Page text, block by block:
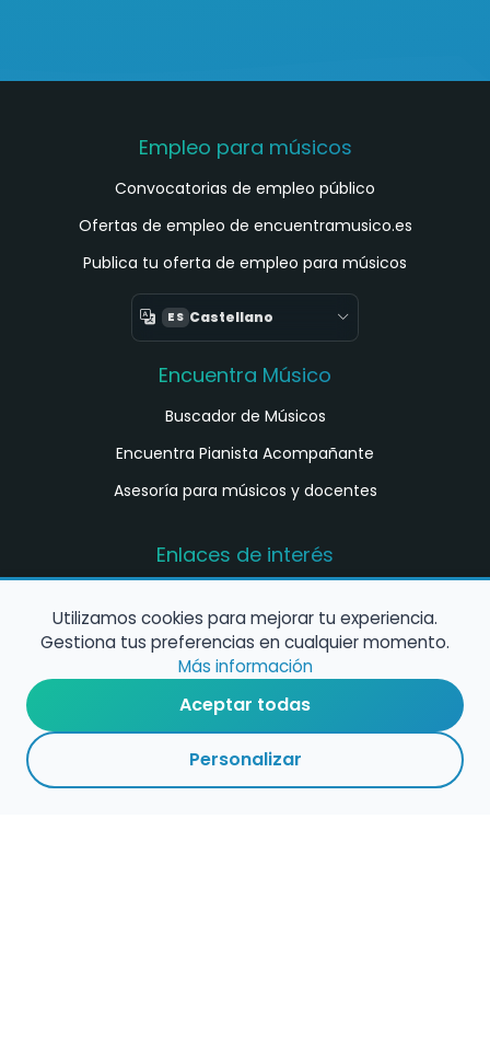
Empleo para músicos
Convocatorias de empleo público
Ofertas de empleo de encuentramusico.es
Publica tu oferta de empleo para músicos
ES Castellano
Encuentra Músico
Buscador de Músicos
Encuentra Pianista Acompañante
Asesoría para músicos y docentes
Enlaces de interés
música en España
Configura alertas de empleo
Contacta con nosotros
Utilizamos cookies para mejorar tu experiencia.
Gestiona tus preferencias en cualquier momento.
Más información
Aceptar todas
Personalizar